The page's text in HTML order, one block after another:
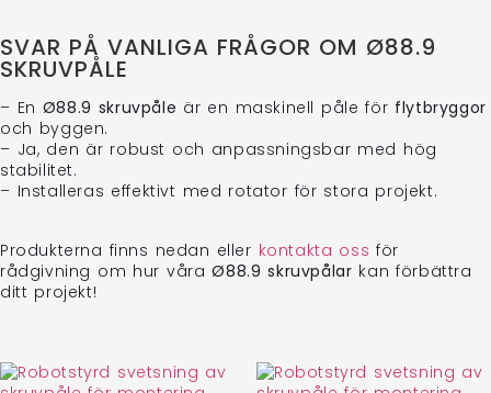
SVAR PÅ VANLIGA FRÅGOR OM Ø88.9
SKRUVPÅLE
– En Ø88.9 skruvpåle är en maskinell påle för flytbryggor
och byggen.
– Ja, den är robust och anpassningsbar med hög
stabilitet.
– Installeras effektivt med rotator för stora projekt.
Produkterna finns nedan eller kontakta oss för
rådgivning om hur våraØ88.9 skruvpålar kan förbättra
ditt projekt!